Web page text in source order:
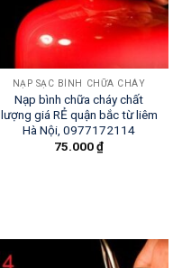
NẠP SẠC BÌNH CHỮA CHÁY
Nạp bình chữa cháy chất
lượng giá RẺ quận bắc từ liêm
Hà Nội, 0977172114
75.000₫